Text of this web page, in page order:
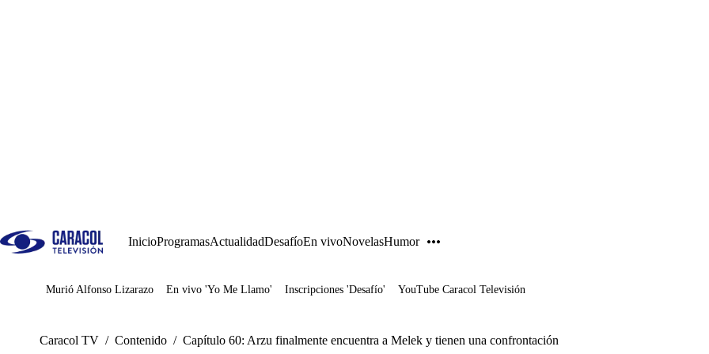
InicioProgramasActualidadDesafíoEn vivoNovelasHumor
Juegos
Murió Alfonso Lizarazo En vivo 'Yo Me Llamo' Inscripciones 'Desafío' YouTube Caracol Televisión
Caracol TV / Contenido / Capítulo 60: Arzu finalmente encuentra a Melek y tienen una confrontación